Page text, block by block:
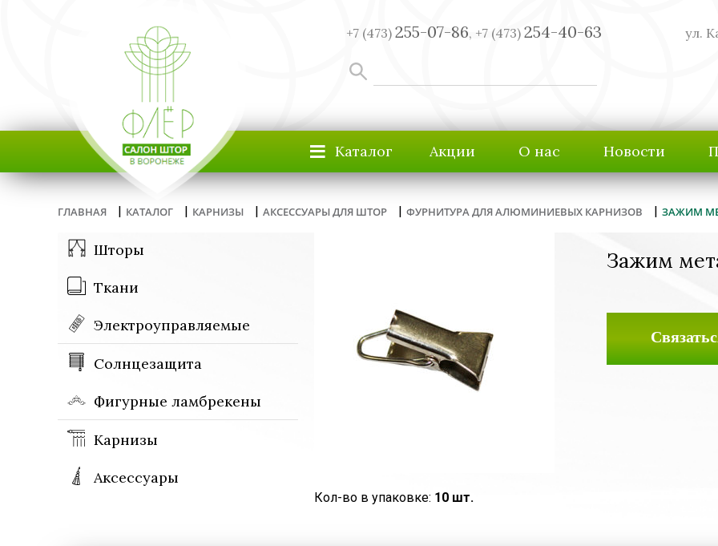
+7 (473) 255-07-86, +7 (473) 254-40-63 ул.
≡ Каталог Акции О нас Новости
ГЛАВНАЯ | КАТАЛОГ | КАРНИЗЫ | АКСЕССУАРЫ ДЛЯ ШТОР | ФУРНИТУРА ДЛЯ АЛЮМИНИЕВЫХ КАРНИЗОВ | ЗАЖИМ
Шторы
Ткани
Электроуправляемые
Солнцезащита
Фигурные ламбрекены
Карнизы
Аксессуары
Зажим
Кол-во в упаковке: 10 шт.